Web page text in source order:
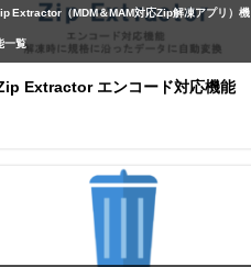
Extractor（MDM＆MAM対応Zip解凍アプリ）機
一覧
Extractor エンコード対応機能